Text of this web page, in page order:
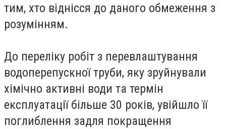
тим, хто віднісся до даного обмеження з
розумінням.
До переліку робіт з перевлаштування
водоперепускної труби, яку зруйнували
хімічно активні води та термін
експлуатації більше 30 років, увійшло її
поглиблення задля покращення